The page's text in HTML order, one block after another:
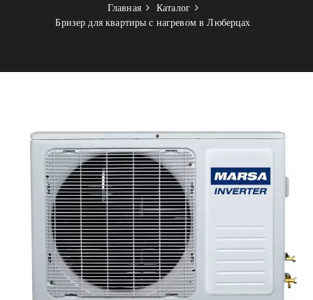
Главная
Каталог
Бризер для квартиры с нагревом в Люберцах